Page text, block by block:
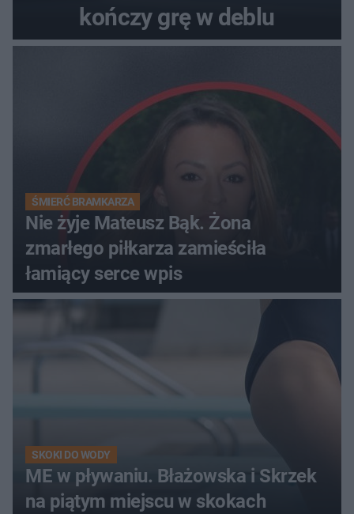
kończy grę w deblu
ŚMIERĆ BRAMKARZA
Nie żyje Mateusz Bąk. Żona
zmarłego piłkarza zamieściła
łamiący serce wpis
SKOKI DO WODY
ME w pływaniu. Błażowska i Skrzek
na piątym miejscu w skokach